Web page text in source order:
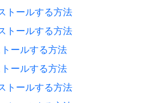
トールする方法
トールする方法
ールする方法
ールする方法
トールする方法